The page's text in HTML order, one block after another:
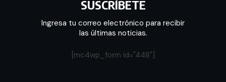
SUSCRÍBETE
Ingresa tu correo electrónico para recibir
las últimas noticias.
[mc4wp_form id="448"]